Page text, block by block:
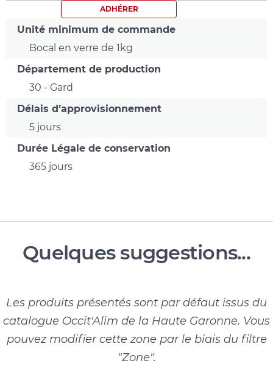
ADHÉRER
Unité minimum de commande
Bocal en verre de 1kg
Département de production
30 - Gard
Délais d’approvisionnement
5 jours
Durée Légale de conservation
365 jours
Quelques suggestions...
Les produits présentés sont par défaut issus du
catalogue Occit'Alim de la Haute Garonne. Vous
pouvez modifier cette zone par le biais du filtre
"Zone".